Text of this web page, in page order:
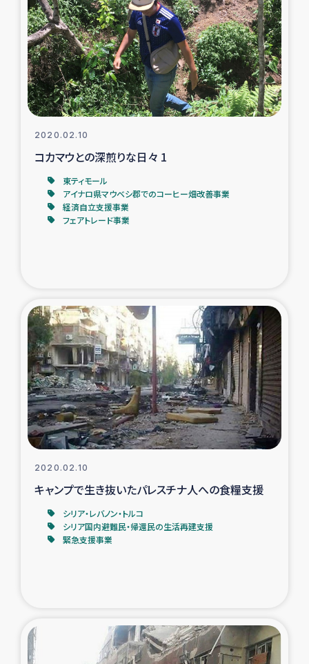
トルコ・シリア地震被災者支援
デニヤヤ小規模紅茶農家支援
コーヒー生産者支援
アイナロ県マウベシ郡でのコーヒー畑改善事業
ベイルート大規模爆発被災者支援
女性の生計向上支援
2020.02.10
コカマウとの深煎りな日々 1
東ティモール
アイナロ県マウベシ郡でのコーヒー畑改善事業
経済自立支援事業
フェアトレード事業
2020.02.10
キャンプで生き抜いたパレスチナ人への食糧支援
シリア・レバノン・トルコ
シリア国内避難民・帰還民の生活再建支援
緊急支援事業